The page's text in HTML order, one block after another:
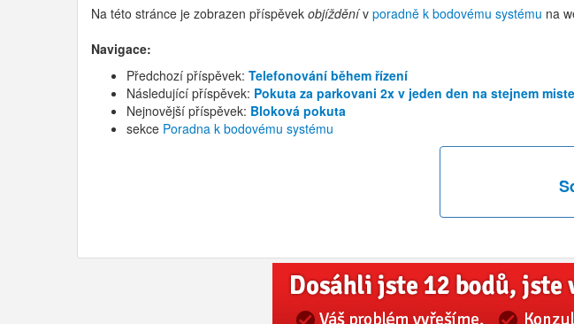
Na této stránce je zobrazen příspěvek objížděnív poradně k bodovému systému na
Navigace:
Předchozí příspěvek: Telefonování během řízení
Následující příspěvek: Pokuta za parkovani 2x v jeden den na stejnem miste
Nejnovější příspěvek: Bloková pokuta
sekce Poradna k bodovému systému